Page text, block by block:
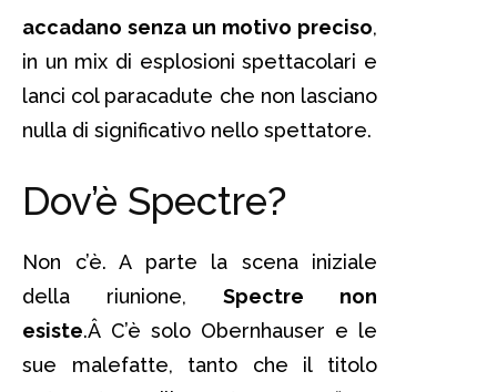
accadano senza un motivo preciso,
in un mix di esplosioni spettacolari e
lanci col paracadute che non lasciano
nulla di significativo nello spettatore.
Dov’è Spectre?
Non c’è. A parte la scena iniziale
della riunione, Spectre non
esiste.Â C’è solo Obernhauser e le
sue malefatte, tanto che il titolo